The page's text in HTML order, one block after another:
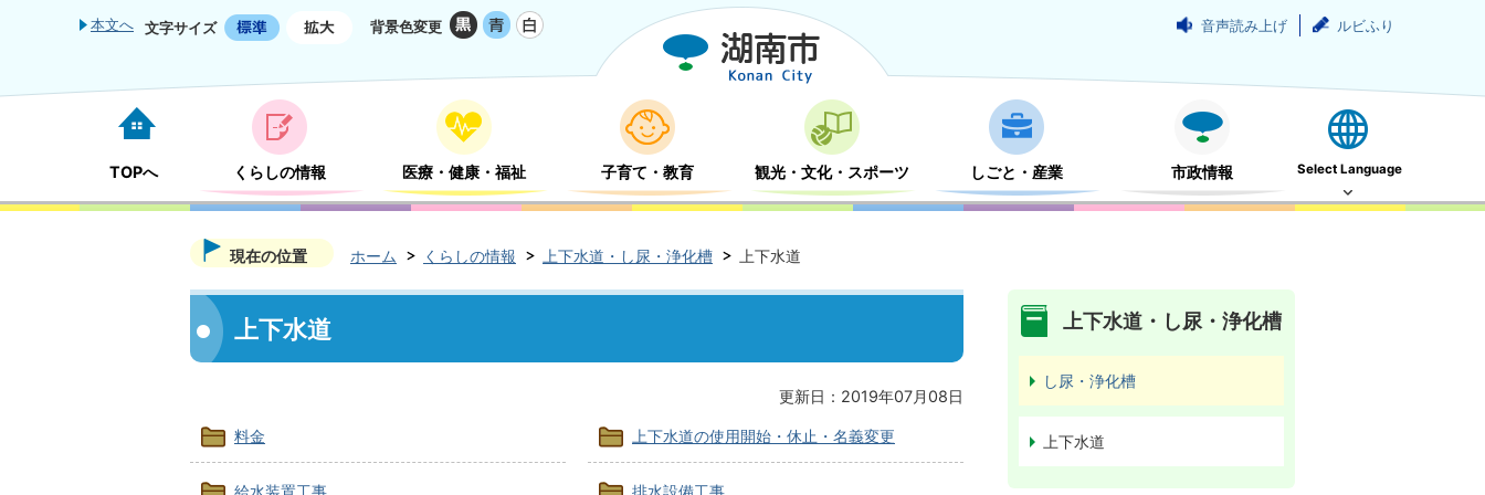
本文へ 文字サイズ 背景色変更 音声読み上げ ルビふり
TOPへ くらしの情報 医療・健康・福祉 子育て・教育 観光・文化・スポーツ しごと・産業 市政情報 Select Language
現在の位置 ホーム くらしの情報 上下水道・し尿・浄化槽 上下水道
上下水道
更新日：2019年07月08日
料金 上下水道の使用開始・休止・名義変更
給水装置工事 排水設備工事
上下水道・し尿・浄化槽
し尿・浄化槽
上下水道